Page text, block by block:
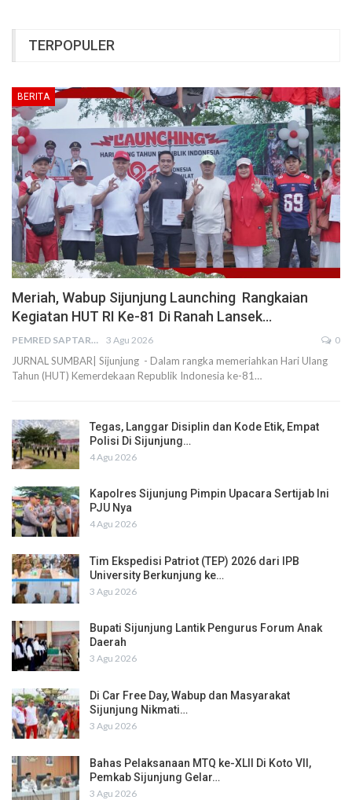
TERPOPULER
BERITA
Meriah, Wabup Sijunjung Launching Rangkaian
Kegiatan HUT RI Ke-81 Di Ranah Lansek…
PEMRED SAPTARIUS 3 Agu 2026 0
JURNAL SUMBAR| Sijunjung - Dalam rangka memeriahkan Hari Ulang
Tahun (HUT) Kemerdekaan Republik Indonesia ke-81…
Tegas, Langgar Disiplin dan Kode Etik, Empat
Polisi Di Sijunjung…
4 Agu 2026
Kapolres Sijunjung Pimpin Upacara Sertijab Ini
PJU Nya
4 Agu 2026
Tim Ekspedisi Patriot (TEP) 2026 dari IPB
University Berkunjung ke…
3 Agu 2026
Bupati Sijunjung Lantik Pengurus Forum Anak
Daerah
3 Agu 2026
Di Car Free Day, Wabup dan Masyarakat
Sijunjung Nikmati…
3 Agu 2026
Bahas Pelaksanaan MTQ ke-XLII Di Koto VII,
Pemkab Sijunjung Gelar…
3 Agu 2026